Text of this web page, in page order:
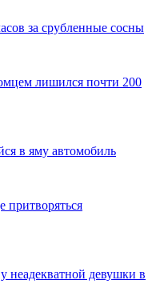
за срубленные сосны
лишился почти 200
в яму автомобиль
неадекватной девушки в